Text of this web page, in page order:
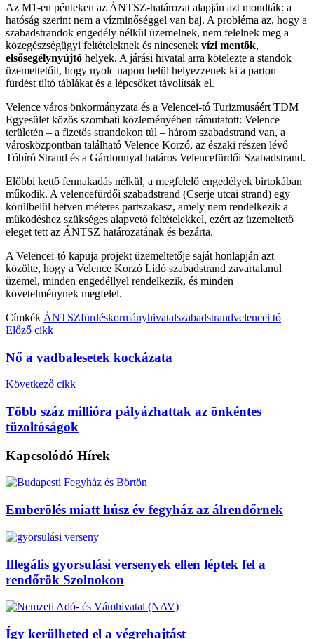
Az M1-en pénteken az ÁNTSZ-határozat alapján azt mondták: a
hatóság szerint nem a vízminőséggel van baj. A probléma az, hogy a
szabadstrandok engedély nélkül üzemelnek, nem felelnek meg a
közegészségügyi feltételeknek és nincsenek vízi mentők,
elsősegélynyújtó helyek. A járási hivatal arra kötelezte a standok
üzemeltetőit, hogy nyolc napon belül helyezzenek ki a parton
fürdést tiltó táblákat és a lépcsőket távolítsák el.
Velence város önkormányzata és a Velencei-tó Turizmusáért TDM
Egyesület közös szombati közleményében rámutatott: Velence
területén – a fizetős strandokon túl – három szabadstrand van, a
városközpontban található Velence Korzó, az északi részen lévő
Tóbíró Strand és a Gárdonnyal határos Velencefürdői Szabadstrand.
Előbbi kettő fennakadás nélkül, a megfelelő engedélyek birtokában
működik. A velencefürdői szabadstrand (Cserje utcai strand) egy
körülbelül hetven méteres partszakasz, amely nem rendelkezik a
működéshez szükséges alapvető feltételekkel, ezért az üzemeltető
eleget tett az ÁNTSZ határozatának és bezárta.
A Velencei-tó kapuja projekt üzemeltetője saját honlapján azt
közölte, hogy a Velence Korzó Lidó szabadstrand zavartalanul
üzemel, minden engedéllyel rendelkezik, és minden
követelménynek megfelel.
Címkék ÁNTSZfürdéskormányhivatalszabadstrandvelencei tó
Előző cikk
Nő a vadbalesetek kockázata
Következő cikk
Több száz millióra pályázhattak az önkéntes
tűzoltóságok
Kapcsolódó Hírek
Emberölés miatt húsz év fegyház az álrendőrnek
Illegális gyorsulási versenyek ellen léptek fel a
rendőrök Szolnokon
Így kerülheted el a végrehajtást